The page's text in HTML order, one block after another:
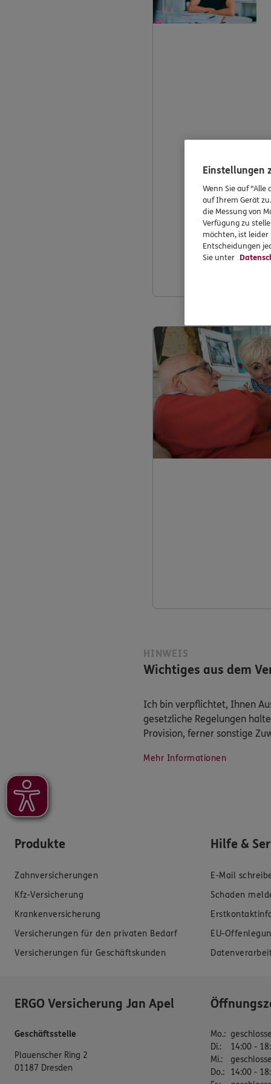
HINWEIS
Wichtiges aus dem
Ich bin verpflichtet, Ihnen
gesetzliche Regelungen
Provision, ferner sonstige
Mehr Informationen
Produkte
Zahnversicherungen
Kfz-Versicherung
Krankenversicherung
Versicherungen für den privaten Bedarf
Versicherungen für Geschäftskunden
Hilfe &
E-Mail
Schaden
EU-
ERGO Versicherung Jan Apel
Geschäftsstelle
Plauenscher Ring 2
01187 Dresden
Mo.:
Di.:
14:00 -
Mi.:
Do.:
14:00 -
Einstellungen
Wenn Sie auf "Alle
auf Ihrem Gerät
die Messung von
Verfügung zu
möchten, ist leider
Entscheidungen
Sie unter